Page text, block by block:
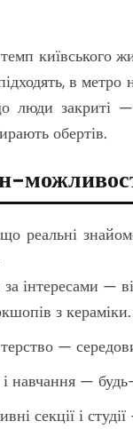
київського
в
люди закриті
обертів.
реальні
інтересами —
з
—
навчання — будь-
секції і